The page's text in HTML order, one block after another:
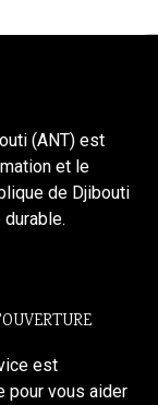
(ANT) est
et le
de Djibouti
est
pour vous aider